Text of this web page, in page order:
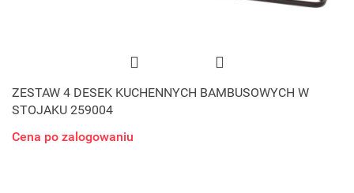
ZESTAW 4 DESEK KUCHENNYCH BAMBUSOWYCH W
STOJAKU 259004
Cena po zalogowaniu